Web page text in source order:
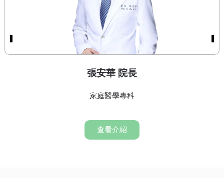
張安華 院長
家庭醫學專科
查看介紹